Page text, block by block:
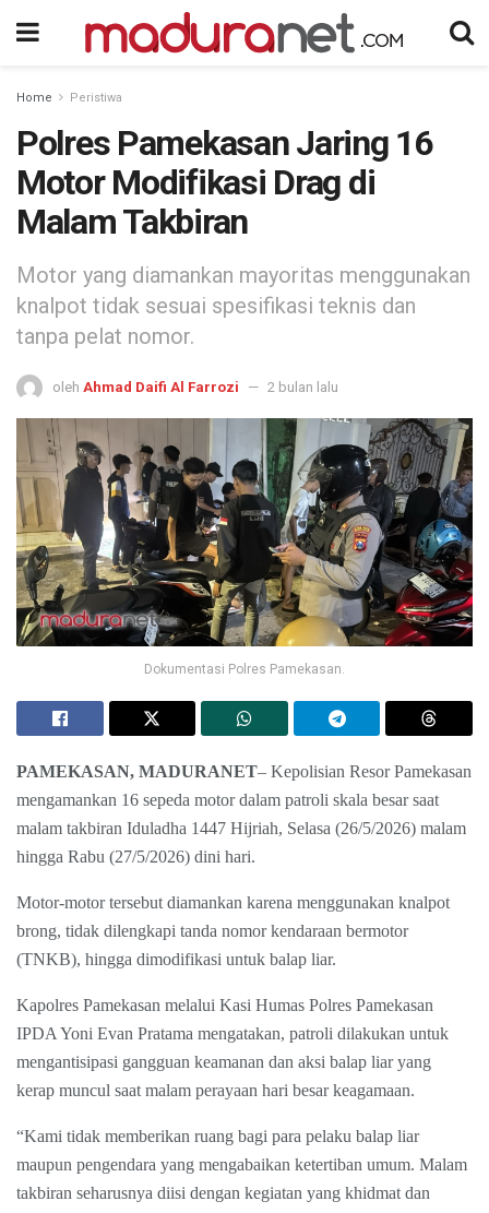
Home Peristiwa
Polres Pamekasan Jaring 16
Motor Modifikasi Drag di
Malam Takbiran
Motor yang diamankan mayoritas menggunakan
knalpot tidak sesuai spesifikasi teknis dan
tanpa pelat nomor.
oleh Ahmad Daifi Al Farrozi 2 bulan lalu
Dokumentasi Polres Pamekasan.
PAMEKASAN, MADURANET– Kepolisian Resor Pamekasan
mengamankan 16 sepeda motor dalam patroli skala besar saat
malam takbiran Iduladha 1447 Hijriah, Selasa (26/5/2026) malam
hingga Rabu (27/5/2026) dini hari.
Motor-motor tersebut diamankan karena menggunakan knalpot
brong, tidak dilengkapi tanda nomor kendaraan bermotor
(TNKB), hingga dimodifikasi untuk balap liar.
Kapolres Pamekasan melalui Kasi Humas Polres Pamekasan
IPDA Yoni Evan Pratama mengatakan, patroli dilakukan untuk
mengantisipasi gangguan keamanan dan aksi balap liar yang
kerap muncul saat malam perayaan hari besar keagamaan.
“Kami tidak memberikan ruang bagi para pelaku balap liar
maupun pengendara yang mengabaikan ketertiban umum. Malam
takbiran seharusnya diisi dengan kegiatan yang khidmat dan